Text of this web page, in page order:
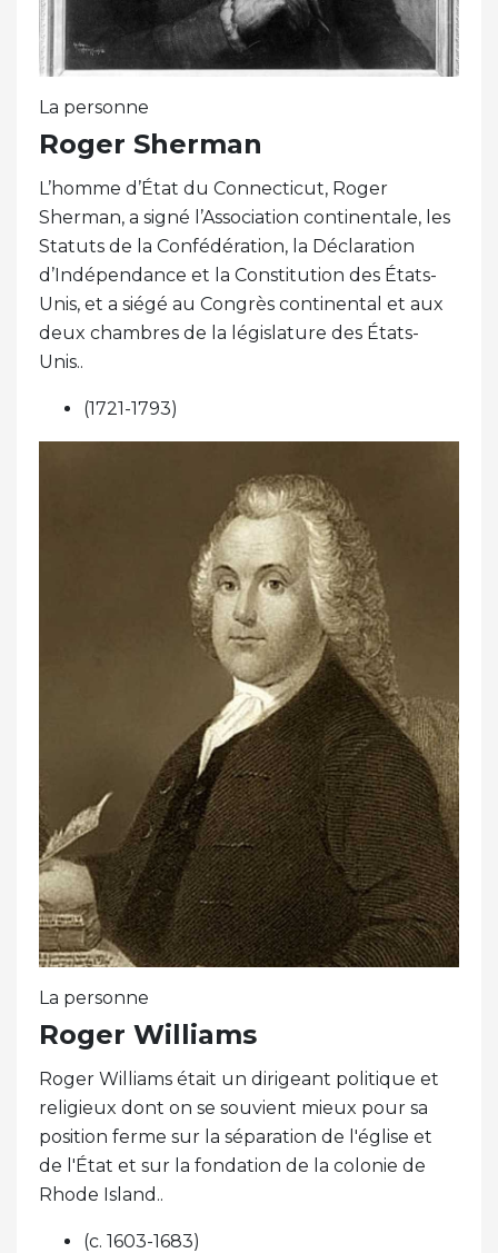
La personne
Roger Sherman
L’homme d’État du Connecticut, Roger
Sherman, a signé l’Association continentale, les
Statuts de la Confédération, la Déclaration
d’Indépendance et la Constitution des États-
Unis, et a siégé au Congrès continental et aux
deux chambres de la législature des États-
Unis..
(1721-1793)
La personne
Roger Williams
Roger Williams était un dirigeant politique et
religieux dont on se souvient mieux pour sa
position ferme sur la séparation de l'église et
de l'État et sur la fondation de la colonie de
Rhode Island..
(c. 1603-1683)